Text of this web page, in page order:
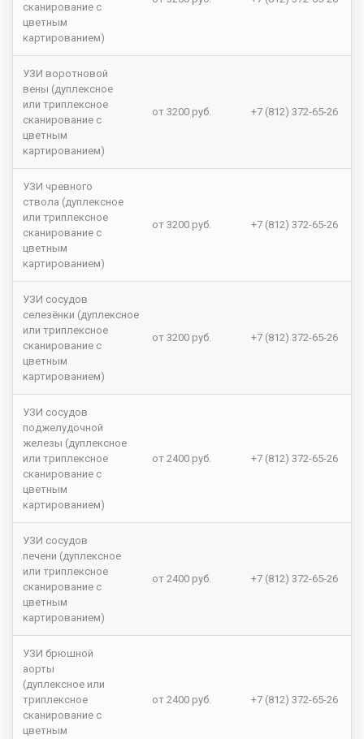
сканирование с
цветным
картированием)
УЗИ воротновой
вены (дуплексное
или триплексное
сканирование с
цветным
картированием)
от 3200 руб. +7 (812) 372-65-26
УЗИ чревного
ствола (дуплексное
или триплексное
сканирование с
цветным
картированием)
от 3200 руб. +7 (812) 372-65-26
УЗИ сосудов
селезёнки (дуплексное
или триплексное
сканирование с
цветным
картированием)
от 3200 руб. +7 (812) 372-65-26
УЗИ сосудов
поджелудочной
железы (дуплексное
или триплексное
сканирование с
цветным
картированием)
от 2400 руб. +7 (812) 372-65-26
УЗИ сосудов
печени (дуплексное
или триплексное
сканирование с
цветным
картированием)
от 2400 руб. +7 (812) 372-65-26
УЗИ брюшной
аорты
(дуплексное или
триплексное
сканирование с
цветным
от 2400 руб. +7 (812) 372-65-26